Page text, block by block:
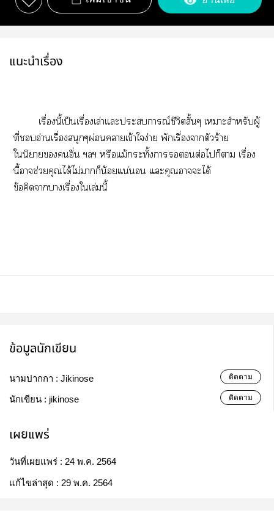
แนะนำเรื่อง
เรื่องนี้เป็นเรื่องเล่าแะะการณ์ชีวิตสั้นๆ เาะสำหรับผู้
ที่อ่านเรื่องสนุกๆผ่อนาเข้าใง่าย พักเรื่องาตัวร้าย
ในิยายอื่น ฯลฯหรือแม้ะทั้งาต่อไก็า เรื่อง
นี้าช่วยคุณได้ไม่าก็น้อยแน่นอน แะคุณาะได้
ข้อคิดาาเรื่องใเล่มนี้
ข้อมูลนักเขียน
นามปากกา : Jikinose ติดตาม
นักเขียน : jikinose ติดตาม
เผยแพร่
วันที่เผยแพร่ : 24 พ.ค. 2564
แก้ไขล่าสุด : 29 พ.ค. 2564